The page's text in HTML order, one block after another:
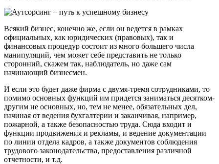
Всякий бизнес, конечно же, если он ведется в рамках
официальных, как юридических (правовых), так и
финансовых процедур состоит из много большего числа
манипуляций, чем может себе представить не только
сторонний, скажем так, наблюдатель, но даже сам
начинающий бизнесмен.
И если это будет даже фирма с двумя-тремя сотрудниками, то
помимо основных функций им придется заниматься десятком-
другим не основных, но, тем не менее, обязательных дел,
начиная от ведения бухгалтерии и заканчивая, например,
пожарной, а также безопасностью труда. Сюда входит и
функции продвижения и рекламы, и ведение документации
по линии отдела кадров, а также документов соблюдения
трудового законодательства, предоставления различной
отчетности, и т.д.